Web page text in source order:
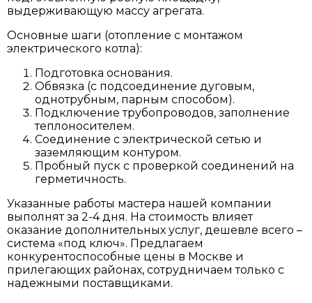
выдерживающую массу агрегата.
Основные шаги (отопление с монтажом
электрического котла):
Подготовка основания.
Обвязка (с подсоединение дуговым,
однотрубным, парным способом).
Подключение трубопроводов, заполнение
теплоносителем.
Соединение с электрической сетью и
заземляющим контуром.
Пробный пуск с проверкой соединений на
герметичность.
Указанные работы мастера нашей компании
выполнят за 2-4 дня. На стоимость влияет
оказание дополнительных услуг, дешевле всего –
система «под ключ». Предлагаем
конкурентоспособные цены в Москве и
прилегающих районах, сотрудничаем только с
надежными поставщиками.